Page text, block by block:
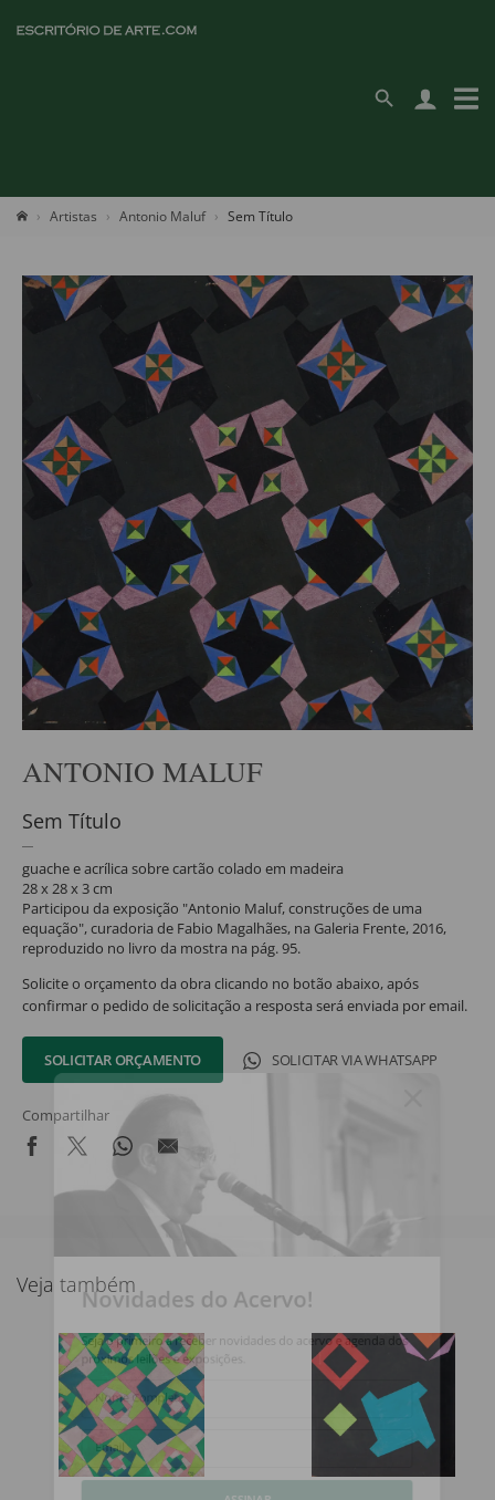
Artistas Antonio Maluf Sem Título
ANTONIO MALUF
Sem Título
guache e acrílica sobre cartão colado em madeira
28 x 28 x 3 cm
Participou da exposição "Antonio Maluf, construções de uma
equação", curadoria de Fabio Magalhães, na Galeria Frente, 2016,
reproduzido no livro da mostra na pág. 95.
Solicite o orçamento da obra clicando no botão abaixo, após
confirmar o pedido de solicitação a resposta será enviada por email.
SOLICITAR ORÇAMENTO SOLICITAR VIA WHATSAPP
Compartilhar
Veja também
Novidades do Acervo!
Seja o primeiro a receber novidades do acervo e agenda dos
próximos leilões e exposições.
Nome Completo
Email